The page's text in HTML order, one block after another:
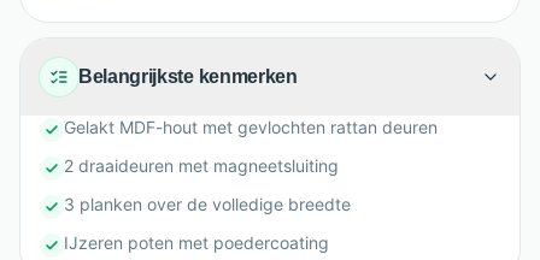
Belangrijkste kenmerken
Gelakt MDF-hout met gevlochten rattan deuren
2 draaideuren met magneetsluiting
3 planken over de volledige breedte
IJzeren poten met poedercoating